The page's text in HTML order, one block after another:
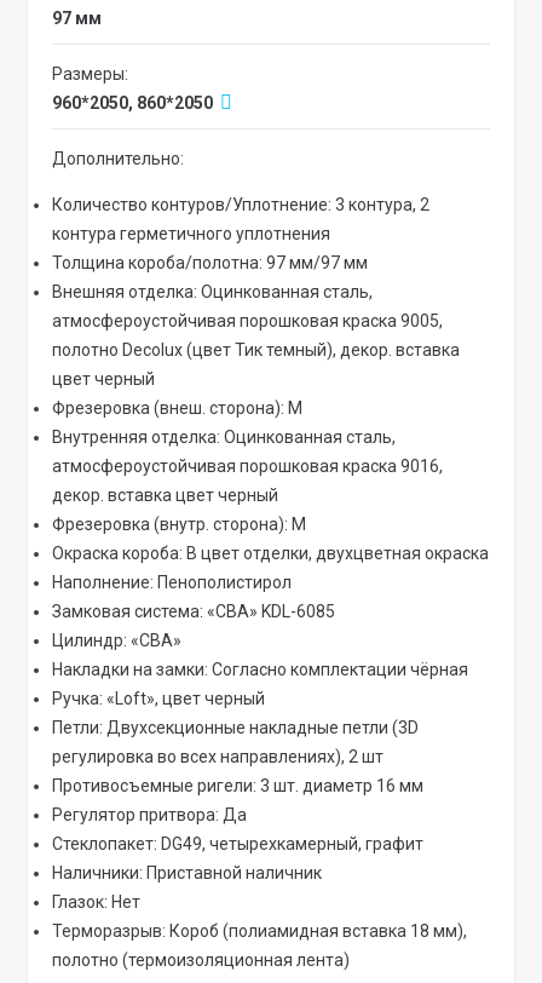
97 мм
Размеры:
960*2050, 860*2050
Дополнительно:
Количество контуров/Уплотнение: 3 контура, 2
контура герметичного уплотнения
Толщина короба/полотна: 97 мм/97 мм
Внешняя отделка: Оцинкованная сталь,
атмосфероустойчивая порошковая краска 9005,
полотно Decolux (цвет Тик темный), декор. вставка
цвет черный
Фрезеровка (внеш. сторона): М
Внутренняя отделка: Оцинкованная сталь,
атмосфероустойчивая порошковая краска 9016,
декор. вставка цвет черный
Фрезеровка (внутр. сторона): М
Окраска короба: В цвет отделки, двухцветная окраска
Наполнение: Пенополистирол
Замковая система: «CBA» KDL-6085
Цилиндр: «CBA»
Накладки на замки: Согласно комплектации чёрная
Ручка: «Loft», цвет черный
Петли: Двухсекционные накладные петли (3D
регулировка во всех направлениях), 2 шт
Противосъемные ригели: 3 шт. диаметр 16 мм
Регулятор притвора: Да
Стеклопакет: DG49, четырехкамерный, графит
Наличники: Приставной наличник
Глазок: Нет
Терморазрыв: Короб (полиамидная вставка 18 мм),
полотно (термоизоляционная лента)